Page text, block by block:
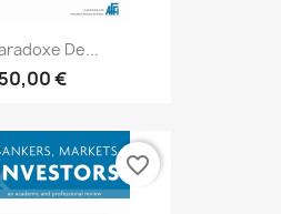
De...
50,00 €
favorite_border